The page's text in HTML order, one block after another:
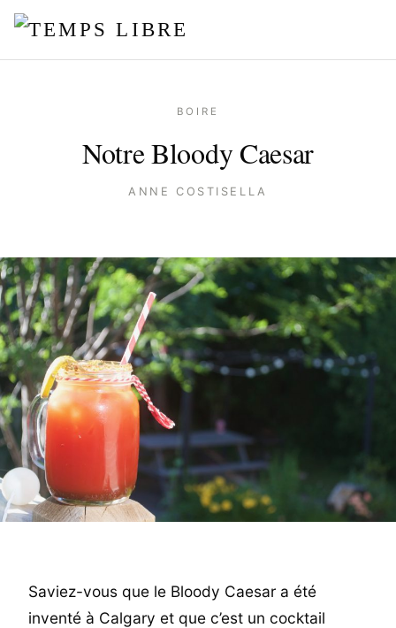
BOIRE
Notre Bloody Caesar
ANNE COSTISELLA
Saviez-vous que le Bloody Caesar a été
inventé à Calgary et que c’est un cocktail